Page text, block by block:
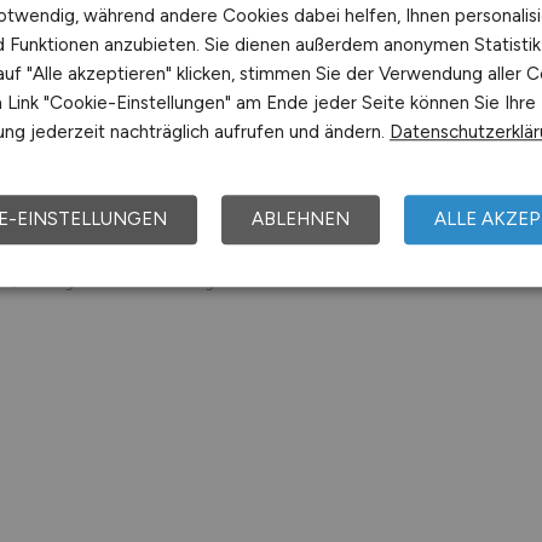
GmbH, Südzucker AG, knoell Germany GmbH, FUCHS
AG, Röchling Automotive SE & Co. KG, Essity
Deere GmbH & Co. KG, Klinikum Mannheim GmbH, Diringer
Energy Solutions GmbH, Rhein-Neckar-Verkehr GmbH,
GmbH, Daimler AG, Bilfinger SE
und
Sie den nächsten Schritt auf der Karriereleiter – auf
während andere Cookies dabei helfen, Ihnen
Funktionen anzubieten. Sie dienen außerdem anonymen
"Alle akzeptieren" klicken, stimmen Sie der Verwendung aller
"Cookie-Einstellungen" am Ende jeder Seite können Sie Ihre
jederzeit nachträglich aufrufen und ändern.
EINSTELLUNGEN ABLEHNEN ALLE